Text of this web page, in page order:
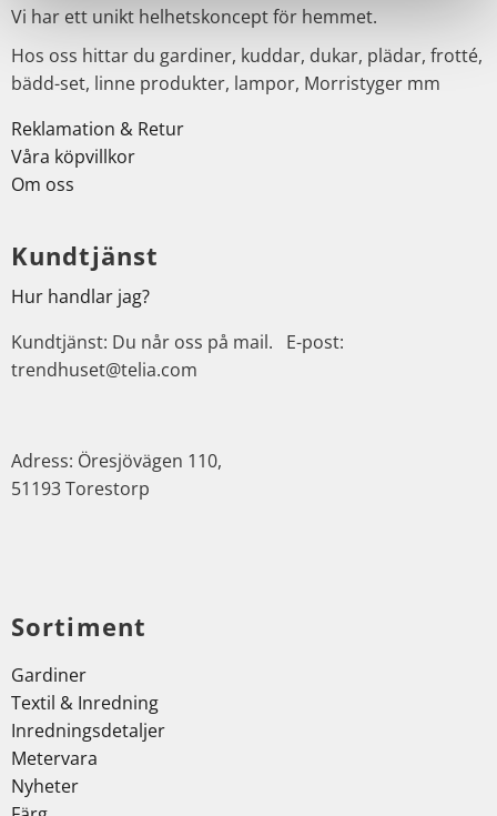
Vi har ett unikt helhetskoncept för hemmet.
Hos oss hittar du gardiner, kuddar, dukar, plädar, frotté,
bädd-set, linne produkter, lampor, Morristyger mm
Reklamation & Retur
Våra köpvillkor
Om oss
Kundtjänst
Hur handlar jag?
Kundtjänst: Du når oss på mail. E-post:
trendhuset@telia.com
Adress: Öresjövägen 110,
51193 Torestorp
Sortiment
Gardiner
Textil & Inredning
Inredningsdetaljer
Metervara
Nyheter